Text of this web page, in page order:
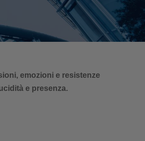
emozioni e resistenze
e presenza.